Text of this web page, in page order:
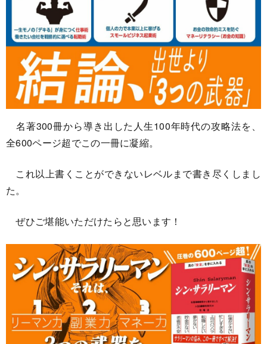
名著300冊から導き出した人生100年時代の攻略法を、
全600ページ超でこの一冊に凝縮。
これ以上書くことができないレベルまで書き尽くしまし
た。
ぜひご堪能いただけたらと思います！